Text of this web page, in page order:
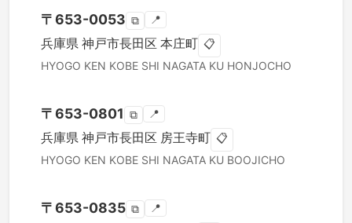
〒653-0053 ⧉ 📍
兵庫県 神戸市長田区 本庄町 📋
HYOGO KEN KOBE SHI NAGATA KU HONJOCHO
〒653-0801 ⧉ 📍
兵庫県 神戸市長田区 房王寺町 📋
HYOGO KEN KOBE SHI NAGATA KU BOOJICHO
〒653-0835 ⧉ 📍